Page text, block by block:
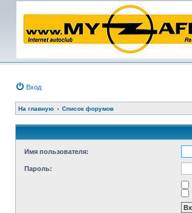
Вход
На главную Список форумов
Имя пользователя:
Пароль: